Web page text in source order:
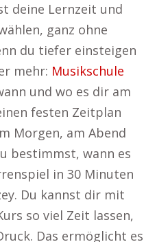
deine Lernzeit und
ganz ohne
du tiefer einsteigen
mehr: Musikschule
und wo es dir am
festen Zeitplan
Morgen, am Abend
bestimmst, wann es
in 30 Minuten
Du kannst dir mit
so viel Zeit lassen,
Das ermöglicht es